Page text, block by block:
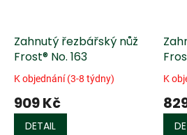
Zahnutý řezbářský nůž
Frost® No. 163
K objednání (3-8 týdny)
909 Kč
DETAIL
K